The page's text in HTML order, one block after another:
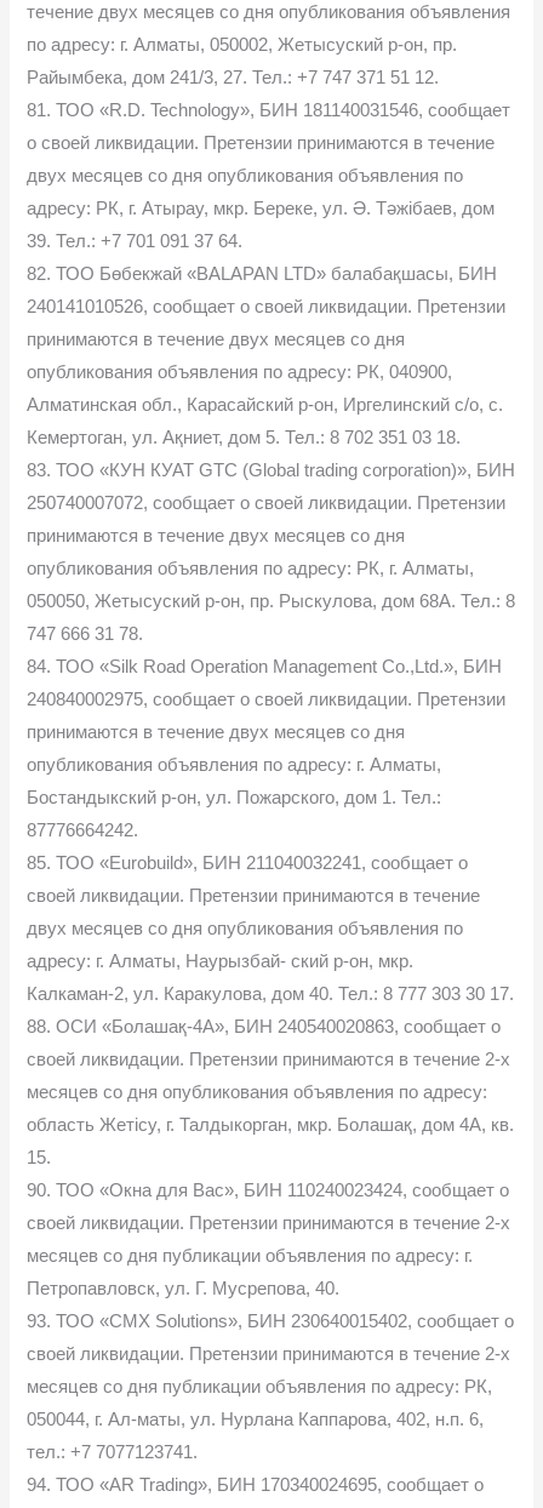
течение двух месяцев со дня опубликования объявления
по адресу: г. Алматы, 050002, Жетысуский р-он, пр.
Райымбека, дом 241/3, 27. Тел.: +7 747 371 51 12.
81. ТОО «R.D. Technology», БИН 181140031546, сообщает
о своей ликвидации. Претензии принимаются в течение
двух месяцев со дня опубликования объявления по
адресу: РК, г. Атырау, мкр. Береке, ул. Ә. Тәжібаев, дом
39. Тел.: +7 701 091 37 64.
82. ТОО Бөбекжай «BALAPAN LTD» балабақшасы, БИН
240141010526, сообщает о своей ликвидации. Претензии
принимаются в течение двух месяцев со дня
опубликования объявления по адресу: РК, 040900,
Алматинская обл., Карасайский р-он, Иргелинский с/о, с.
Кемертоган, ул. Ақниет, дом 5. Тел.: 8 702 351 03 18.
83. ТОО «КУН КУАТ GTC (Global trading corporation)», БИН
250740007072, сообщает о своей ликвидации. Претензии
принимаются в течение двух месяцев со дня
опубликования объявления по адресу: РК, г. Алматы,
050050, Жетысуский р-он, пр. Рыскулова, дом 68А. Тел.: 8
747 666 31 78.
84. ТОО «Silk Road Operation Management Co.,Ltd.», БИН
240840002975, сообщает о своей ликвидации. Претензии
принимаются в течение двух месяцев со дня
опубликования объявления по адресу: г. Алматы,
Бостандыкский р-он, ул. Пожарского, дом 1. Тел.:
87776664242.
85. ТОО «Eurobuild», БИН 211040032241, сообщает о
своей ликвидации. Претензии принимаются в течение
двух месяцев со дня опубликования объявления по
адресу: г. Алматы, Наурызбай- ский р-он, мкр.
Калкаман-2, ул. Каракулова, дом 40. Тел.: 8 777 303 30 17.
88. ОСИ «Болашақ-4А», БИН 240540020863, сообщает о
своей ликвидации. Претензии принимаются в течение 2-х
месяцев со дня опубликования объявления по адресу:
область Жетісу, г. Талдыкорган, мкр. Болашақ, дом 4А, кв.
15.
90. ТОО «Окна для Вас», БИН 110240023424, сообщает о
своей ликвидации. Претензии принимаются в течение 2-х
месяцев со дня публикации объявления по адресу: г.
Петропавловск, ул. Г. Мусрепова, 40.
93. ТОО «СМХ Solutions», БИН 230640015402, сообщает о
своей ликвидации. Претензии принимаются в течение 2-х
месяцев со дня публикации объявления по адресу: РК,
050044, г. Ал-маты, ул. Нурлана Каппарова, 402, н.п. 6,
тел.: +7 7077123741.
94. ТОО «AR Trading», БИН 170340024695, сообщает о